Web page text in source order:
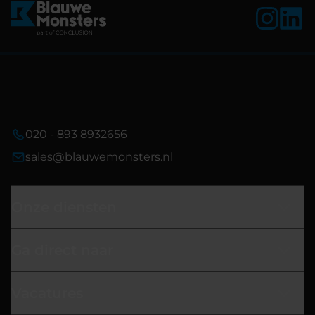
020 - 893 8932656
sales@blauwemonsters.nl